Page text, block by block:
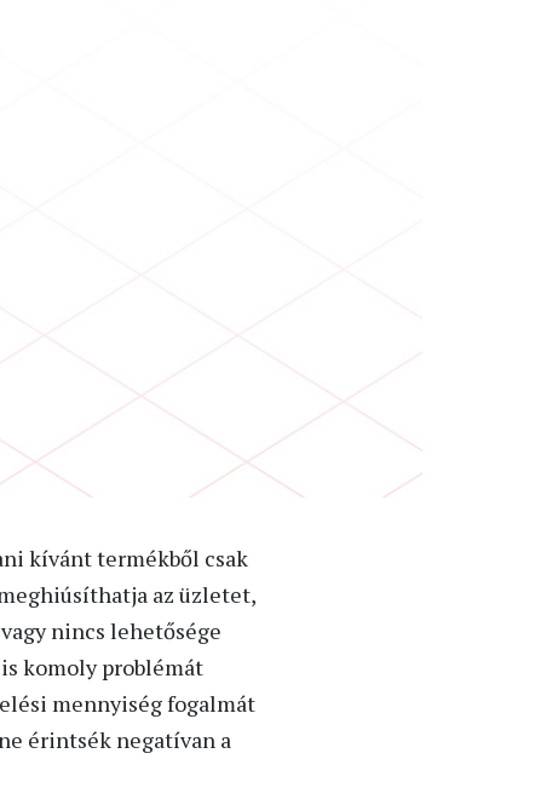
kívánt termékből csak
az üzletet,
nincs lehetősége
komoly problémát
mennyiség fogalmát
érintsék negatívan a